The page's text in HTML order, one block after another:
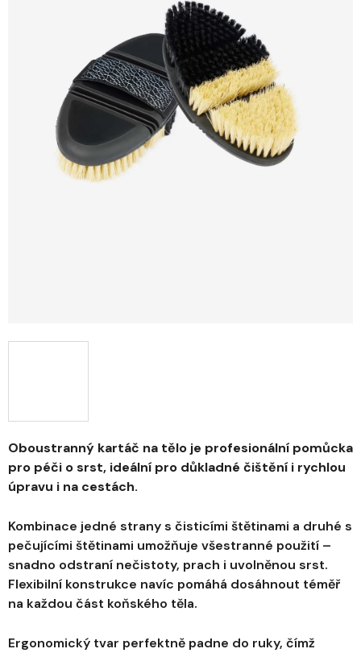
Oboustranný kartáč na tělo je profesionální pomůcka
pro péči o srst, ideální pro důkladné čištění i rychlou
úpravu i na cestách.
Kombinace jedné strany s čisticími štětinami a druhé s
pečujícími štětinami umožňuje všestranné použití –
snadno odstraní nečistoty, prach i uvolněnou srst.
Flexibilní konstrukce navíc pomáhá dosáhnout téměř
na každou část koňského těla.
Ergonomický tvar perfektně padne do ruky, čímž